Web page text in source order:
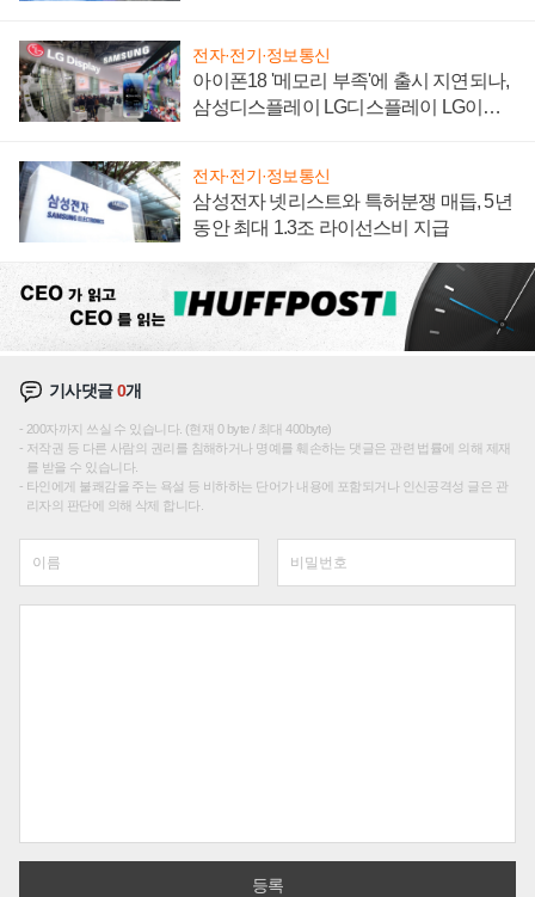
전자·전기·정보통신
아이폰18 '메모리 부족'에 출시 지연되나,
삼성디스플레이 LG디스플레이 LG이노
전자·전기·정보통신
삼성전자 넷리스트와 특허분쟁 매듭, 5년
동안 최대 1.3조 라이선스비 지급
기사댓글0개
200자까지 쓰실 수 있습니다. (현재 0 byte / 최대 400byte)
저작권 등 다른 사람의 권리를 침해하거나 명예를 훼손하는 댓글은 관련 법률에 의해 제재
를 받을 수 있습니다.
타인에게 불쾌감을 주는 욕설 등 비하하는 단어가 내용에 포함되거나 인신공격성 글은 관
리자의 판단에 의해 삭제 합니다.